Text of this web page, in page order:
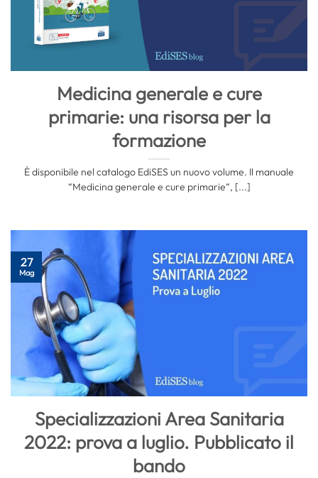
Medicina generale e cure
primarie: una risorsa per la
formazione
È disponibile nel catalogo EdiSES un nuovo volume. Il manuale
“Medicina generale e cure primarie“, [...]
Specializzazioni Area Sanitaria
2022: prova a luglio. Pubblicato il
bando
27
Mag